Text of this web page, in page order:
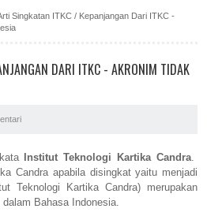
Singkatan ITKC / Kepanjangan Dari ITKC -
DARI ITKC - AKRONIM TIDAK
Institut Teknologi Kartika Candra.
Candra apabila disingkat yaitu menjadi
Teknologi Kartika Candra) merupakan
Bahasa Indonesia.